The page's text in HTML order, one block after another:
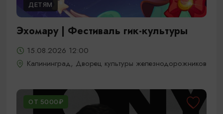
ДЕТЯМ
Эхомару | Фестиваль гик-культуры
15.08.2026 12:00
Калининград, Дворец культуры железнодорожников
ОТ 5000₽